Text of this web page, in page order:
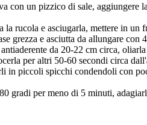
con un pizzico di sale, aggiungere
la rucola e asciugarla, mettere in un
grezza e asciutta da allungare
da 20-22 cm circa,
per altri 50-60 secondi circa
in piccoli spicchi condendoli con
gradi per meno di 5 minuti,